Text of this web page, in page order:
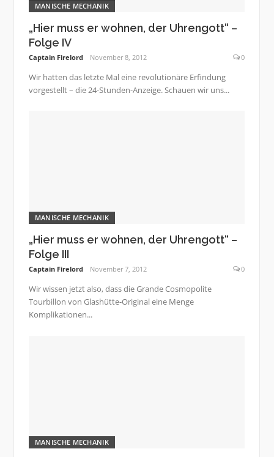
MANISCHE MECHANIK
„Hier muss er wohnen, der Uhrengott“ –
Folge IV
Captain Firelord November 8, 2012 0
Wir hatten das letzte Mal eine revolutionäre Erfindung
vorgestellt – die 24-Stunden-Anzeige. Schauen wir uns...
MANISCHE MECHANIK
„Hier muss er wohnen, der Uhrengott“ –
Folge III
Captain Firelord November 7, 2012 0
Wir wissen jetzt also, dass die Grande Cosmopolite
Tourbillon von Glashütte-Original eine Menge
Komplikationen...
MANISCHE MECHANIK